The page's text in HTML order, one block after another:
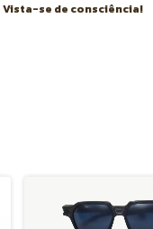
Vista-se de consciência!